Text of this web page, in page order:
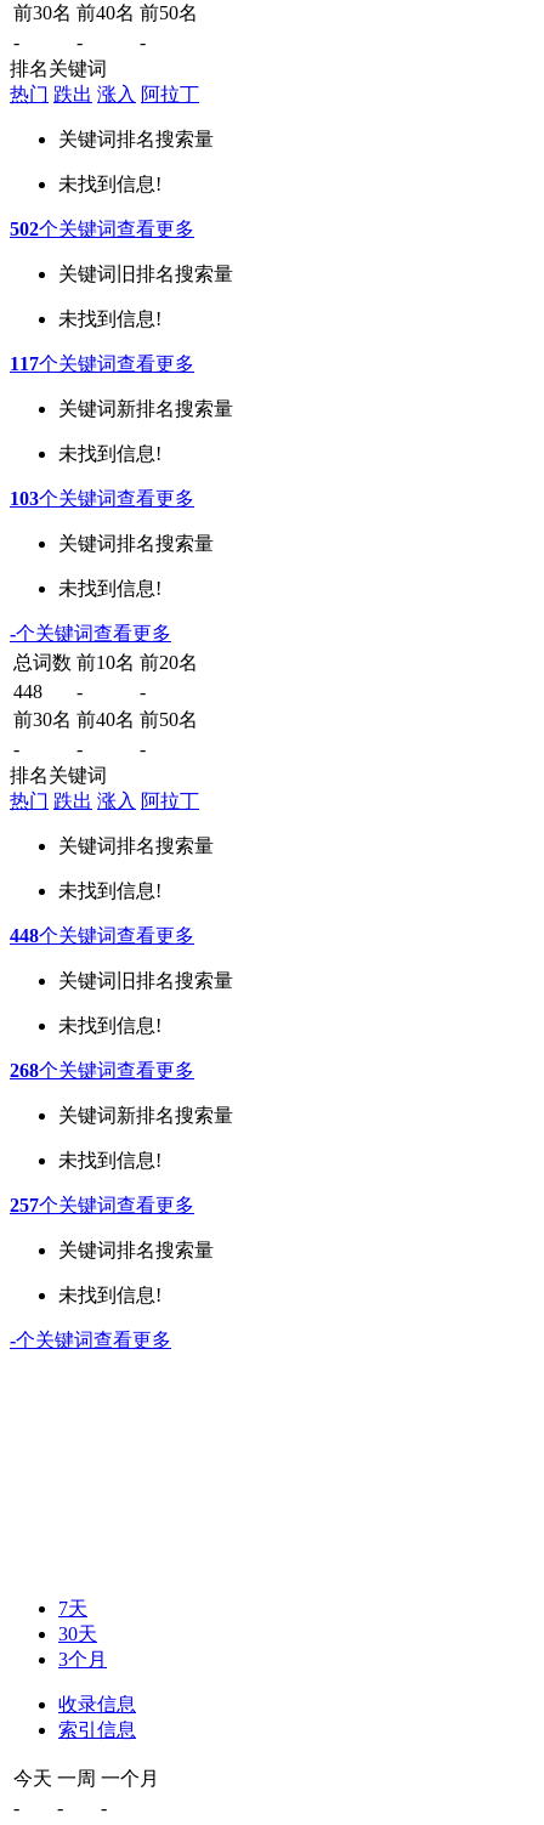
前30名 前40名 前50名
-
-
-
排名关键词
热门 跌出 涨入 阿拉丁
关键词排名搜索量
未找到信息!
502个关键词查看更多
关键词 旧排名搜索量
未找到信息!
117个关键词查看更多
关键词新排名搜索量
未找到信息!
103个关键词查看更多
关键词排名搜索量
未找到信息!
-个关键词查看更多
总词数 前10名 前20名
448
-
-
前30名 前40名 前50名
-
-
-
排名关键词
热门 跌出 涨入 阿拉丁
关键词排名搜索量
未找到信息!
448个关键词查看更多
关键词 旧排名搜索量
未找到信息!
268个关键词查看更多
关键词新排名搜索量
未找到信息!
257个关键词查看更多
关键词排名搜索量
未找到信息!
-个关键词查看更多
7天
30天
3个月
收录信息
索引信息
今天 一周 一个月
-
-
-